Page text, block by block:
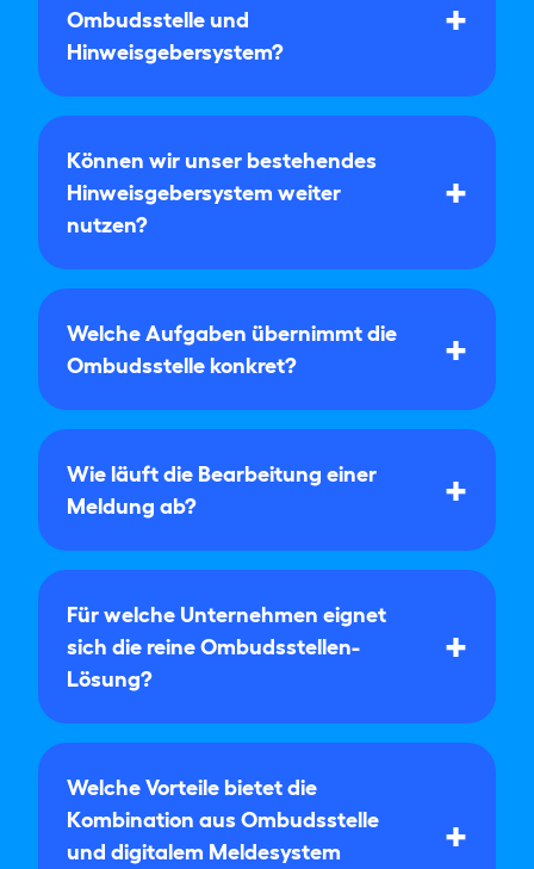
Ombudsstelle und
Hinweisgebersystem?
Können wir unser bestehendes
Hinweisgebersystem weiter
nutzen?
Welche Aufgaben übernimmt die
Ombudsstelle konkret?
Wie läuft die Bearbeitung einer
Meldung ab?
Für welche Unternehmen eignet
sich die reine Ombudsstellen-
Lösung?
Welche Vorteile bietet die
Kombination aus Ombudsstelle
und digitalem Meldesystem